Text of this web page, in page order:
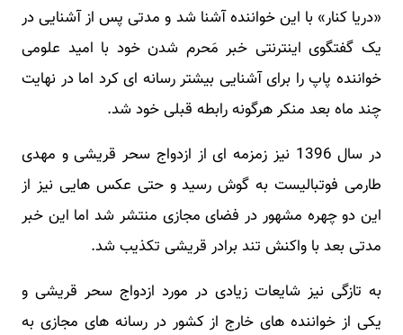
«دریا کنار» با این خواننده آشنا شد و مدتی پس از آشنایی در
یک گفتگوی اینترنتی خبر مَحرم شدن خود با امید علومی
خواننده پاپ را برای آشنایی بیشتر رسانه ای کرد اما در نهایت
چند ماه بعد منکر هرگونه رابطه قبلی خود شد.
در سال 1396 نیز زمزمه ای از ازدواج سحر قریشی و مهدی
طارمی فوتبالیست به گوش رسید و حتی عکس هایی نیز از
این دو چهره مشهور در فضای مجازی منتشر شد اما این خبر
مدتی بعد با واکنش تند برادر قریشی تکذیب شد.
به تازگی نیز شایعات زیادی در مورد ازدواج سحر قریشی و
یکی از خواننده های خارج از کشور در رسانه های مجازی به